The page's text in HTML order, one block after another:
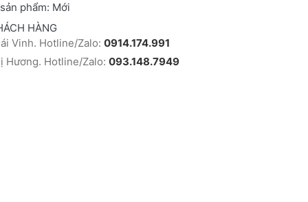
phẩm: Mới
HÀNG
Vinh. Hotline/Zalo: 0914.174.991
Hương. Hotline/Zalo: 093.148.7949